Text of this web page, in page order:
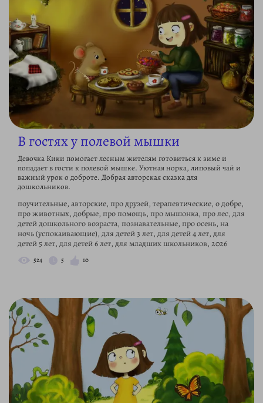
В гостях у полевой мышки
Девочка Кики помогает лесным жителям готовиться к зиме и
попадает в гости к полевой мышке. Уютная норка, липовый чай и
важный урок о доброте. Добрая авторская сказка для
дошкольников.
поучительные, авторские, про друзей, терапевтические, о добре,
про животных, добрые, про помощь, про мышонка, про лес, для
детей дошкольного возраста, познавательные, про осень, на
ночь (успокаивающие), для детей 3 лет, для детей 4 лет, для
детей 5 лет, для детей 6 лет, для младших школьников, 2026
524 5 10